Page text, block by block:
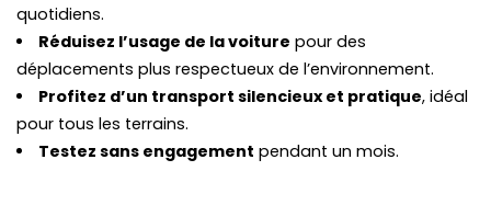
quotidiens.
Réduisez l’usage de la voiture pour des
déplacements plus respectueux de l’environnement.
Profitez d’un transport silencieux et pratique, idéal
pour tous les terrains.
Testez sans engagement pendant un mois.